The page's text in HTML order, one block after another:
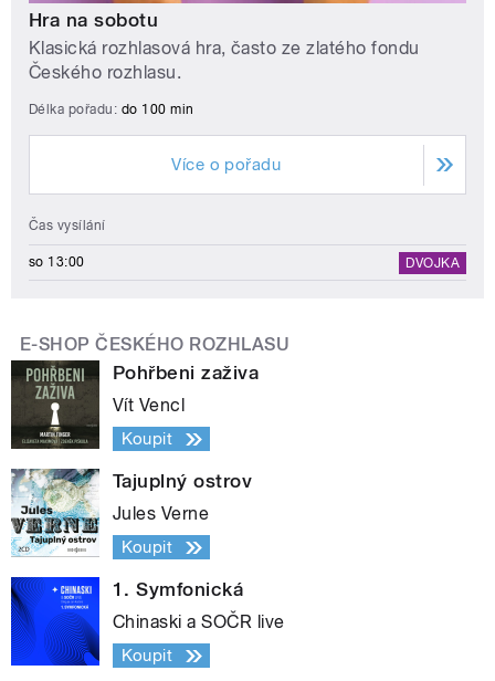
Hra na sobotu
Klasická rozhlasová hra, často ze zlatého fondu
Českého rozhlasu.
Délka pořadu: do 100 min
Více o pořadu
Čas vysílání
so 13:00 DVOJKA
E-SHOP ČESKÉHO ROZHLASU
Pohřbeni zaživa
Vít Vencl
Koupit
Tajuplný ostrov
Jules Verne
Koupit
1. Symfonická
Chinaski a SOČR live
Koupit